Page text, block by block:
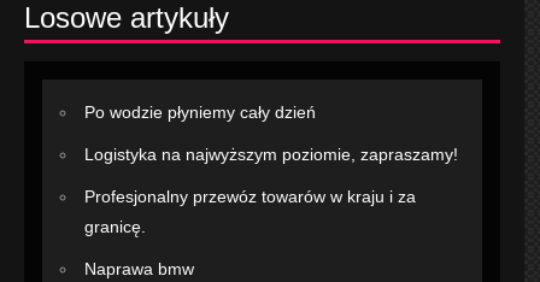
Losowe artykuły
Po wodzie płyniemy cały dzień
Logistyka na najwyższym poziomie, zapraszamy!
Profesjonalny przewóz towarów w kraju i za
granicę.
Naprawa bmw